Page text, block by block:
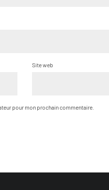
Site web
pour mon prochain commentaire.